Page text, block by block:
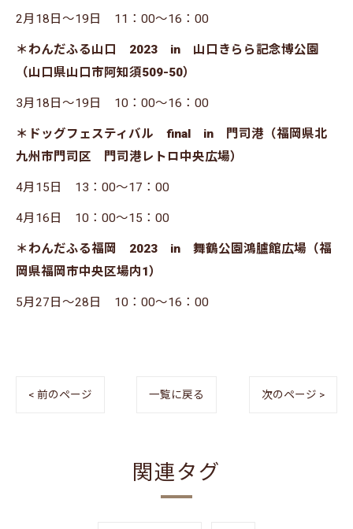
2月18日～19日 11：00～16：00
＊わんだふる山口 2023 in 山口きらら記念博公園
（山口県山口市阿知須509-50）
3月18日～19日 10：00～16：00
＊ドッグフェスティバル final in 門司港（福岡県北
九州市門司区 門司港レトロ中央広場）
4月15日 13：00～17：00
4月16日 10：00～15：00
＊わんだふる福岡 2023 in 舞鶴公園鴻臚館広場（福
岡県福岡市中央区場内1）
5月27日～28日 10：00～16：00
< 前のページ 一覧に戻る 次のページ >
関連タグ